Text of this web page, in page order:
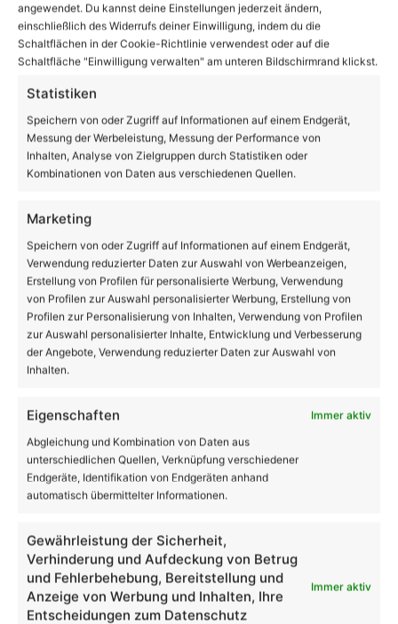
angewendet. Du kannst deine Einstellungen jederzeit ändern,
einschließlich des Widerrufs deiner Einwilligung, indem du die
Schaltflächen in der Cookie-Richtlinie verwendest oder auf die
Schaltfläche "Einwilligung verwalten" am unteren Bildschirmrand klickst.
Statistiken
Speichern von oder Zugriff auf Informationen auf einem Endgerät,
Messung der Werbeleistung, Messung der Performance von
Inhalten, Analyse von Zielgruppen durch Statistiken oder
Kombinationen von Daten aus verschiedenen Quellen.
Marketing
Speichern von oder Zugriff auf Informationen auf einem Endgerät,
Verwendung reduzierter Daten zur Auswahl von Werbeanzeigen,
Erstellung von Profilen für personalisierte Werbung, Verwendung
von Profilen zur Auswahl personalisierter Werbung, Erstellung von
Profilen zur Personalisierung von Inhalten, Verwendung von Profilen
zur Auswahl personalisierter Inhalte, Entwicklung und Verbesserung
der Angebote, Verwendung reduzierter Daten zur Auswahl von
Inhalten.
Eigenschaften
Immer aktiv
Abgleichung und Kombination von Daten aus
unterschiedlichen Quellen, Verknüpfung verschiedener
Endgeräte, Identifikation von Endgeräten anhand
automatisch übermittelter Informationen.
Gewährleistung der Sicherheit,
Verhinderung und Aufdeckung von Betrug
und Fehlerbehebung, Bereitstellung und
Anzeige von Werbung und Inhalten, Ihre
Entscheidungen zum Datenschutz
Immer aktiv
Willkommen zum 1. Bernauer IFA - Oldtimertreffen in
Bernau bei Berlin
Volltextsuche
Suchen
Bernau
Einzelne Wolken
27
28º - 19º
51%
6.14 km/h